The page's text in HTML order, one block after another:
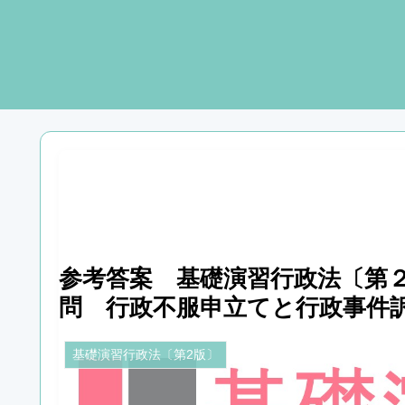
参考答案 基礎演習行政法〔第
問 行政不服申立てと行政事件
基礎演習行政法〔第2版〕